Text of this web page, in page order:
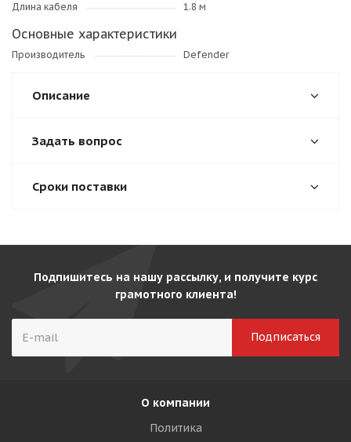
Длина кабеля 1.8 м
Основные характеристики
Производитель Defender
Описание
Задать вопрос
Сроки поставки
Подпишитесь на нашу рассылку, и получите курс
грамотного клиента!
О компании
Политика